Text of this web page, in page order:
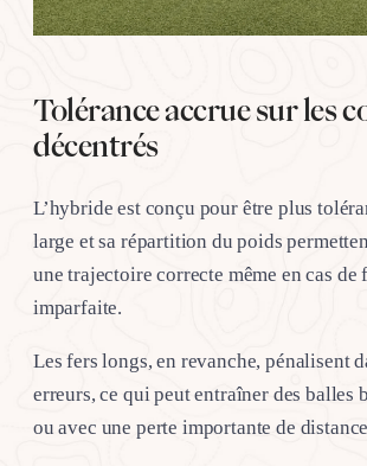
Tolérance accrue sur les
décentrés
L’hybride est conçu pour être plus
large et sa répartition du poids
une trajectoire correcte même en cas de
imparfaite.
Les fers longs, en revanche, pénalisent
erreurs, ce qui peut entraîner des balles
ou avec une perte importante de